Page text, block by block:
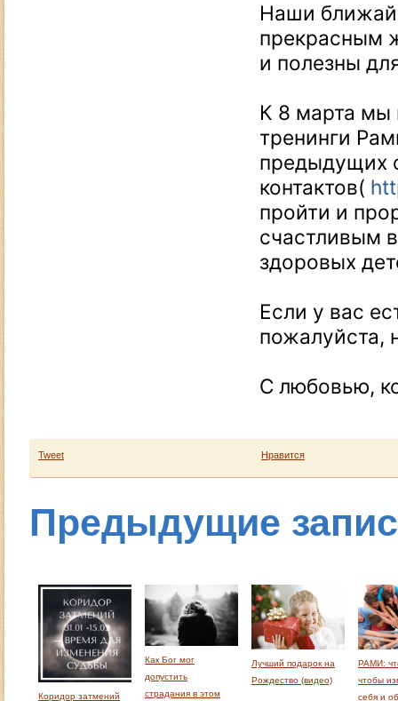
Наши
прекрасным
и полезны
К 8 марта
тренинги
предыдущих
контактов(
пройти и
счастливым
здоровых
Если у вас
пожалуйста,
С любовью,
Tweet Нравится
Предыдущие
Коридор затмений
Как Бог мог
допустить
страдания в этом
Лучший подарок на
Рождество (видео)
РАМИ:
чтобы
себя и